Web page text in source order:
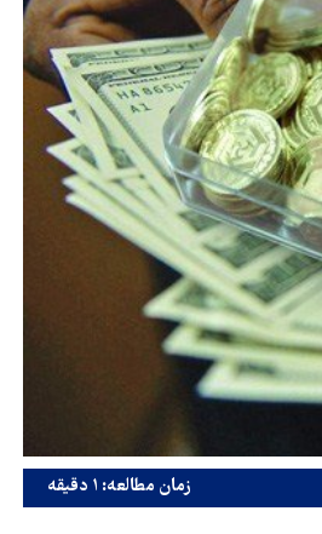
زمان مطالعه: ۱ دقیقه